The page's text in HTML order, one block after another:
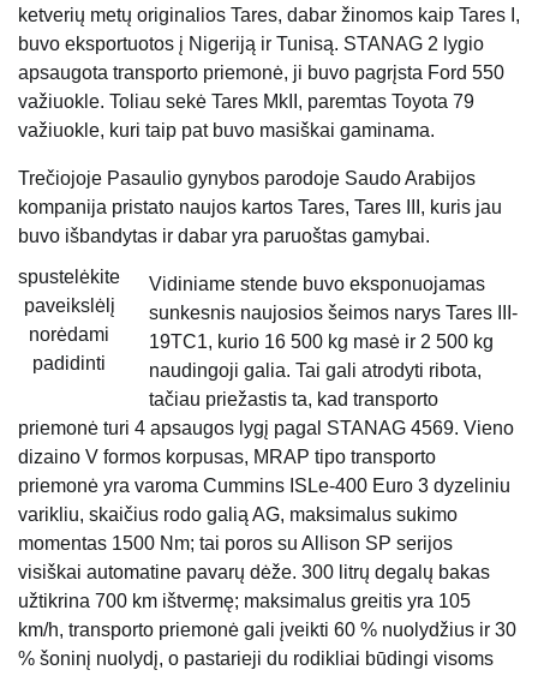
ketverių metų originalios Tares, dabar žinomos kaip Tares I,
buvo eksportuotos į Nigeriją ir Tunisą. STANAG 2 lygio
apsaugota transporto priemonė, ji buvo pagrįsta Ford 550
važiuokle. Toliau sekė Tares MkII, paremtas Toyota 79
važiuokle, kuri taip pat buvo masiškai gaminama.
Trečiojoje Pasaulio gynybos parodoje Saudo Arabijos
kompanija pristato naujos kartos Tares, Tares III, kuris jau
buvo išbandytas ir dabar yra paruoštas gamybai.
spustelėkite
paveikslėlį
norėdami
padidinti
Vidiniame stende buvo eksponuojamas
sunkesnis naujosios šeimos narys Tares III-
19TC1, kurio 16 500 kg masė ir 2 500 kg
naudingoji galia. Tai gali atrodyti ribota,
tačiau priežastis ta, kad transporto
priemonė turi 4 apsaugos lygį pagal STANAG 4569. Vieno
dizaino V formos korpusas, MRAP tipo transporto
priemonė yra varoma Cummins ISLe-400 Euro 3 dyzeliniu
varikliu, skaičius rodo galią AG, maksimalus sukimo
momentas 1500 Nm; tai poros su Allison SP serijos
visiškai automatine pavarų dėže. 300 litrų degalų bakas
užtikrina 700 km ištvermę; maksimalus greitis yra 105
km/h, transporto priemonė gali įveikti 60 % nuolydžius ir 30
% šoninį nuolydį, o pastarieji du rodikliai būdingi visoms